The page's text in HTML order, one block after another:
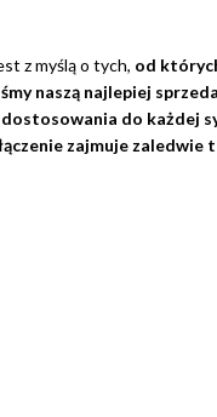
z myślą o tych, od
naszą najlepiej
do każdej
zajmuje zaledwie